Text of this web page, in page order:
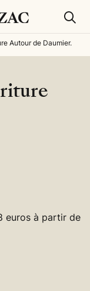
Autour de Daumier.
euros à partir de